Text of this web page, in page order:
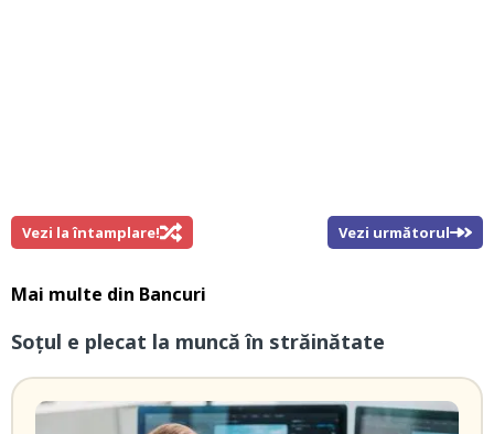
Vezi la întamplare! Vezi următorul
Mai multe din Bancuri
Soțul e plecat la muncă în străinătate